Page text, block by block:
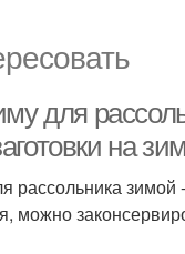
для
на
рассольника
можно